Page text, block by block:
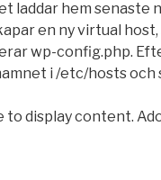
laddar hem senaste
en ny virtual
wp-config.php.
i /etc/hosts och
to display content.